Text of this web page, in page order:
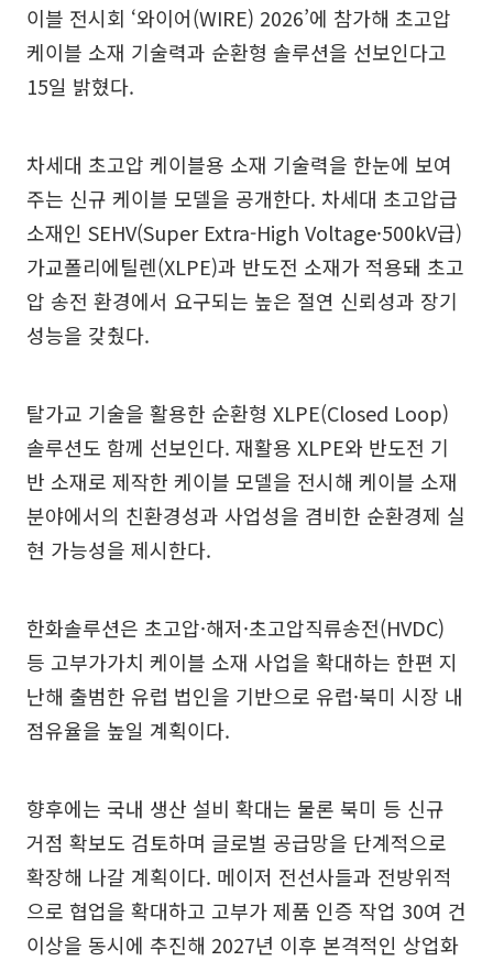
이블 전시회 ‘와이어(WIRE) 2026’에 참가해 초고압
케이블 소재 기술력과 순환형 솔루션을 선보인다고
15일 밝혔다.
차세대 초고압 케이블용 소재 기술력을 한눈에 보여
주는 신규 케이블 모델을 공개한다. 차세대 초고압급
소재인 SEHV(Super Extra-High Voltage·500kV급)
가교폴리에틸렌(XLPE)과 반도전 소재가 적용돼 초고
압 송전 환경에서 요구되는 높은 절연 신뢰성과 장기
성능을 갖췄다.
탈가교 기술을 활용한 순환형 XLPE(Closed Loop)
솔루션도 함께 선보인다. 재활용 XLPE와 반도전 기
반 소재로 제작한 케이블 모델을 전시해 케이블 소재
분야에서의 친환경성과 사업성을 겸비한 순환경제 실
현 가능성을 제시한다.
한화솔루션은 초고압·해저·초고압직류송전(HVDC)
등 고부가가치 케이블 소재 사업을 확대하는 한편 지
난해 출범한 유럽 법인을 기반으로 유럽·북미 시장 내
점유율을 높일 계획이다.
향후에는 국내 생산 설비 확대는 물론 북미 등 신규
거점 확보도 검토하며 글로벌 공급망을 단계적으로
확장해 나갈 계획이다. 메이저 전선사들과 전방위적
으로 협업을 확대하고 고부가 제품 인증 작업 30여 건
이상을 동시에 추진해 2027년 이후 본격적인 상업화